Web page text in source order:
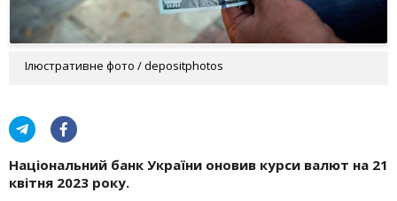
Ілюстративне фото / depositphotos
Національний банк України оновив курси валют на 21
квітня 2023 року.